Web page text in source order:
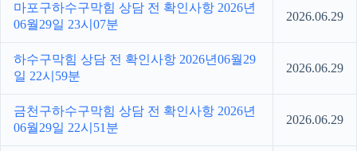
마포구하수구막힘 상담 전 확인사항 2026년
06월29일 23시07분
2026.06.29
하수구막힘 상담 전 확인사항 2026년06월29
일 22시59분
2026.06.29
금천구하수구막힘 상담 전 확인사항 2026년
06월29일 22시51분
2026.06.29